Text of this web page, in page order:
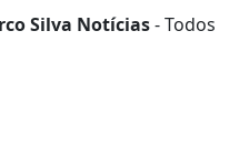
Silva Notícias- Todos